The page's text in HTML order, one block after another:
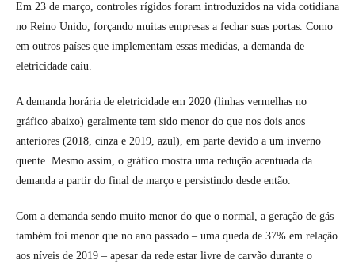
Em 23 de março, controles rígidos foram introduzidos na vida cotidiana
no Reino Unido, forçando muitas empresas a fechar suas portas. Como
em outros países que implementam essas medidas, a demanda de
eletricidade caiu.
A demanda horária de eletricidade em 2020 (linhas vermelhas no
gráfico abaixo) geralmente tem sido menor do que nos dois anos
anteriores (2018, cinza e 2019, azul), em parte devido a um inverno
quente. Mesmo assim, o gráfico mostra uma redução acentuada da
demanda a partir do final de março e persistindo desde então.
Com a demanda sendo muito menor do que o normal, a geração de gás
também foi menor que no ano passado – uma queda de 37% em relação
aos níveis de 2019 – apesar da rede estar livre de carvão durante o